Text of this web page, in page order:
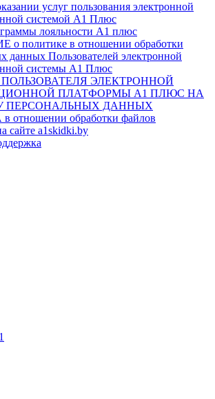
услуг пользования электронной
системой А1 Плюс
лояльности А1 плюс
политике в отношении обработки
данных Пользователей электронной
системы А1 Плюс
ЭЛЕКТРОННОЙ
ПЛАТФОРМЫ А1 ПЛЮС НА
ПЕРСОНАЛЬНЫХ ДАННЫХ
обработки файлов
сайте a1skidki.by